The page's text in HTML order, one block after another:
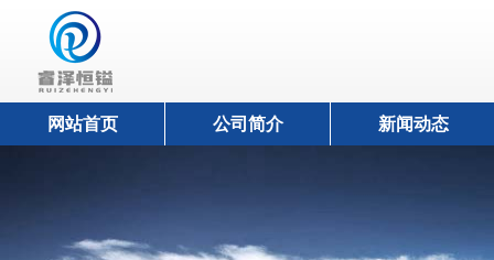
网站首页 公司简介 新闻动态